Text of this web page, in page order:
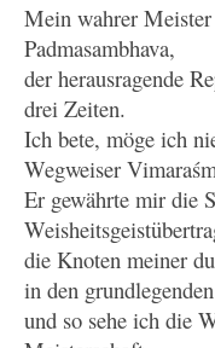
Mein wahrer
Padmasambhava,
der herausragende
drei Zeiten.
Ich bete, möge ich
Wegweiser
Er gewährte mir die
die Knoten meiner
in den
und so sehe ich die